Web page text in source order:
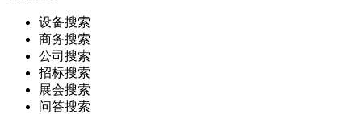
设备搜索
商务搜索
公司搜索
招标搜索
展会搜索
问答搜索